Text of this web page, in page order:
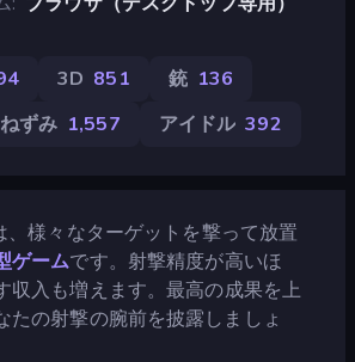
3D 851 銃 136
ねずみ 1,557 アイドル 392
、様々なターゲットを撃って放置
ゲームです。射撃精度が高いほ
収入も増えます。最高の成果を上
たの射撃の腕前を披露しましょ